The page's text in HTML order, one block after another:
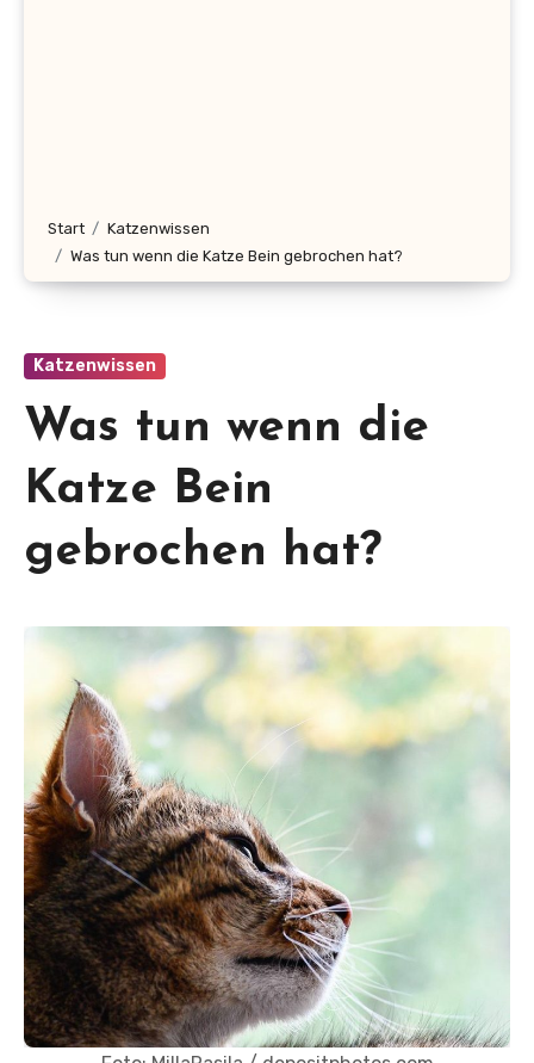
Start
Katzenwissen
Was tun wenn die Katze Bein gebrochen hat?
Katzenwissen
Was tun wenn die
Katze Bein
gebrochen hat?